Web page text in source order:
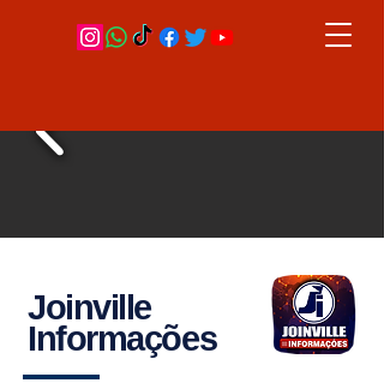
Joinville
Informações